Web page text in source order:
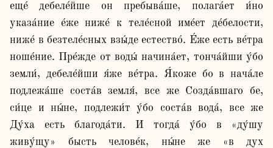
еще́ дебеле́йше он пребыва́ше, полага́ет и́но
указа́ние е́же ниже́ к теле́сной име́ет де́белости,
ниже́ в безтеле́сных взы́де естество́. Е́же есть ве́тра
ноше́ние. Пре́жде от воды́ начина́ет, тонча́йши у́бо
земли́, дебеле́йши я́же ве́тра. Я́коже бо в нача́ле
подлежа́ше соста́в земля́, все же Созда́вшаго бе,
си́це и ны́не, подлежи́т у́бо соста́в вода́, все же
Ду́ха есть благода́ти. И тогда́ у́бо в «ду́шу
живу́щу» бысть челове́к, ны́не же «в дух